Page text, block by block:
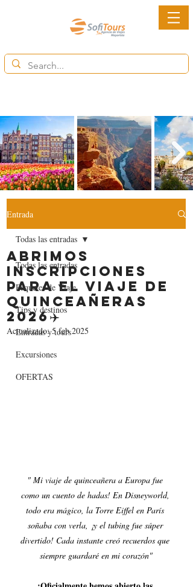
Entrada
Todas las entradas
Paquetes de Viaje
Tips y destinos
Entradas y tours
Excursiones
OFERTAS
Todas las entradas
Abrimos
inscripciones
para el viaje de
Quinceañeras
2026✈️
Actualizado:5 feb 2025
" Mi viaje de quinceañera a Europa fue
como un cuento de hadas! En Disneyworld,
todo era mágico, la Torre Eiffel en París
soñaba con verla, ¡y el tubing fue súper
divertido! Cada instante creó recuerdos que
siempre guardaré en mi corazón"